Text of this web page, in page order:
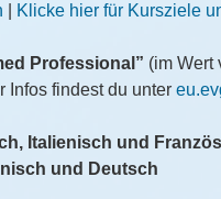
Klicke hier für Kursziele
Professional” (im Wert
Infos findest du unter
Italienisch und
und Deutsch